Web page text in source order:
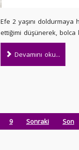
Efe 2 yaşını doldurmaya
ettiğimi düşünerek, bolca
Devamını oku...
9 Sonraki Son